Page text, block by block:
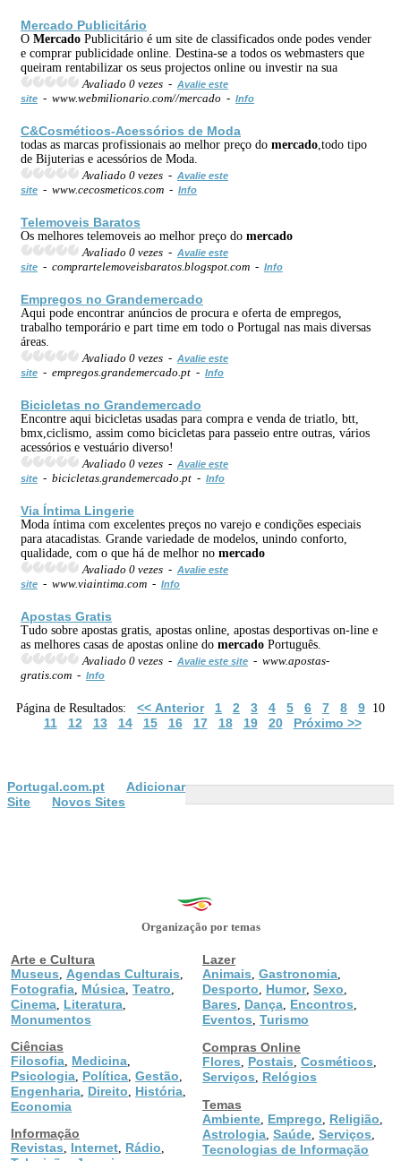
Mercado Publicitário
O Mercado Publicitário é um site de classificados onde podes vender
e comprar publicidade online. Destina-se a todos os webmasters que
queiram rentabilizar os seus projectos online ou investir na sua
Avaliado 0 vezes - Avalie este
site - www.webmilionario.com//mercado - Info
C&Cosméticos-Acessórios de Moda
todas as marcas profissionais ao melhor preço do mercado ,todo tipo
de Bijuterias e acessórios de Moda.
Avaliado 0 vezes - Avalie este
site - www.cecosmeticos.com - Info
Telemoveis Baratos
Os melhores telemoveis ao melhor preço do mercado
Avaliado 0 vezes - Avalie este
site - comprartelemoveisbaratos.blogspot.com - Info
Empregos no Grandemercado
Aqui pode encontrar anúncios de procura e oferta de empregos,
trabalho temporário e part time em todo o Portugal nas mais diversas
áreas.
Avaliado 0 vezes - Avalie este
site - empregos.grandemercado.pt - Info
Bicicletas no Grandemercado
Encontre aqui bicicletas usadas para compra e venda de triatlo, btt,
bmx,ciclismo, assim como bicicletas para passeio entre outras, vários
acessórios e vestuário diverso!
Avaliado 0 vezes - Avalie este
site - bicicletas.grandemercado.pt - Info
Via Íntima Lingerie
Moda íntima com excelentes preços no varejo e condições especiais
para atacadistas. Grande variedade de modelos, unindo conforto,
qualidade, com o que há de melhor no mercado
Avaliado 0 vezes - Avalie este
site - www.viaintima.com - Info
Apostas Gratis
Tudo sobre apostas gratis, apostas online, apostas desportivas on-line e
as melhores casas de apostas online do mercado Português.
Avaliado 0 vezes - Avalie este site - www.apostas-
gratis.com - Info
Página de Resultados: << Anterior 1 2 3 4 5 6 7 8 9 10
11 12 13 14 15 16 17 18 19 20 Próximo >>
Portugal.com.pt
Adicionar
Site
Novos Sites
Organização por temas
Arte e Cultura
Museus
Agendas Culturais
Fotografia Música Teatro
Cinema Literatura
Monumentos
Ciências
Filosofia Medicina
Psicologia Política Gestão
Engenharia Direito História
Economia
Informação
Revistas
Internet Rádio
Lazer
Animais Gastronomia
Desporto Humor, Sexo
Bares Dança Encontros
Eventos Turismo
Compras Online
Flores
Postais Cosméticos
Serviços
Relógios
Temas
Ambiente Emprego Religião
Astrologia Saúde Serviços
Tecnologias de Informação